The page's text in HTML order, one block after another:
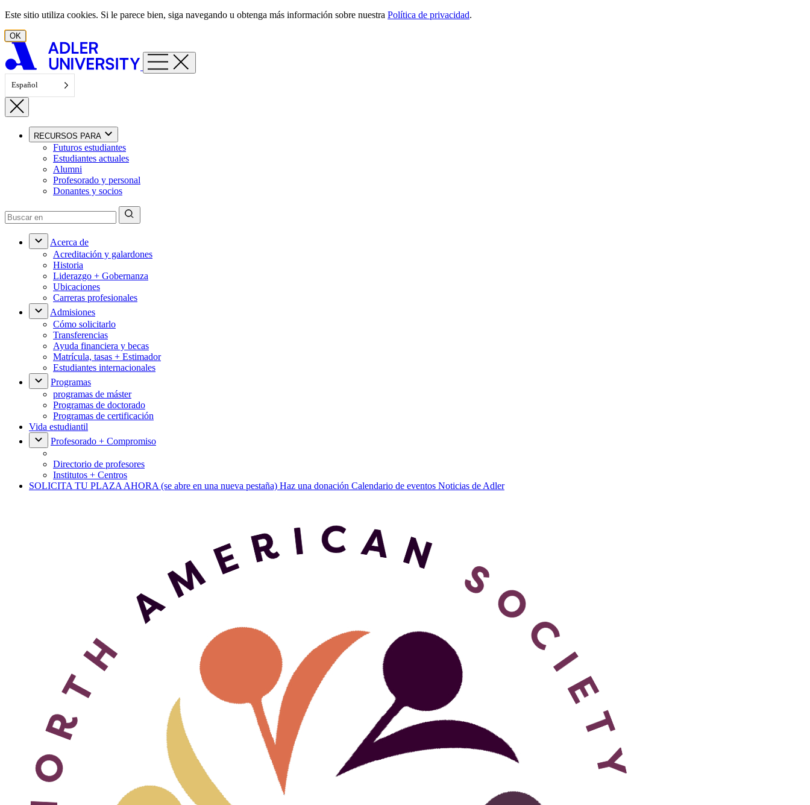
Ir al contenido
Este sitio utiliza cookies. Si le parece bien, siga navegando u obtenga más información sobre nuestra Política de privacidad.
OK
Español
RECURSOS PARA
Futuros estudiantes
Estudiantes actuales
Alumni
Profesorado y personal
Donantes y socios
Acerca de
Acreditación y galardones
Historia
Liderazgo + Gobernanza
Ubicaciones
Carreras profesionales
Admisiones
Cómo solicitarlo
Transferencias
Ayuda financiera y becas
Matrícula, tasas + Estimador
Estudiantes internacionales
Programas
programas de máster
Programas de doctorado
Programas de certificación
Vida estudiantil
Profesorado + Compromiso
Directorio de profesores
Institutos + Centros
SOLICITA TU PLAZA AHORA (se abre en una nueva pestaña) Haz una donación Calendario de eventos Noticias de Adler